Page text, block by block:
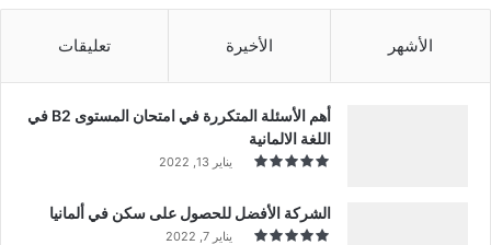
الأشهر الأخيرة تعليقات
أهم الأسئلة المتكررة في امتحان المستوى B2 في
اللغة الالمانية
يناير 13, 2022
الشركة الأفضل للحصول على سكن في ألمانيا
يناير 7, 2022